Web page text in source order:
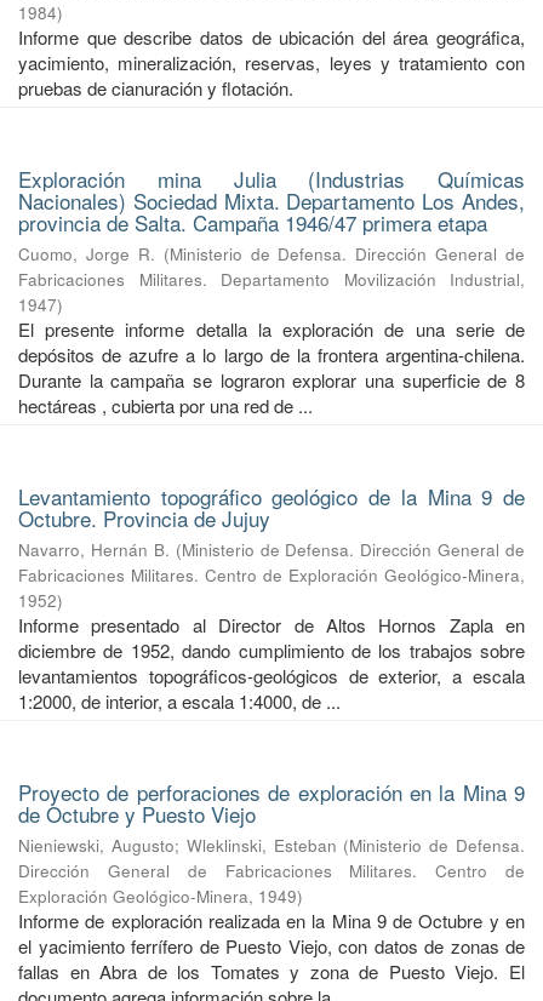
1984)
Informe que describe datos de ubicación del área geográfica,
yacimiento, mineralización, reservas, leyes y tratamiento con
pruebas de cianuración y flotación.
Exploración mina Julia (Industrias Químicas
Nacionales) Sociedad Mixta. Departamento Los Andes,
provincia de Salta. Campaña 1946/47 primera etapa
Cuomo, Jorge R. (Ministerio de Defensa. Dirección General de
Fabricaciones Militares. Departamento Movilización Industrial,
1947)
El presente informe detalla la exploración de una serie de
depósitos de azufre a lo largo de la frontera argentina-chilena.
Durante la campaña se lograron explorar una superficie de 8
hectáreas , cubierta por una red de ...
Levantamiento topográfico geológico de la Mina 9 de
Octubre. Provincia de Jujuy
Navarro, Hernán B. (Ministerio de Defensa. Dirección General de
Fabricaciones Militares. Centro de Exploración Geológico-Minera,
1952)
Informe presentado al Director de Altos Hornos Zapla en
diciembre de 1952, dando cumplimiento de los trabajos sobre
levantamientos topográficos-geológicos de exterior, a escala
1:2000, de interior, a escala 1:4000, de ...
Proyecto de perforaciones de exploración en la Mina 9
de Octubre y Puesto Viejo
Nieniewski, Augusto; Wleklinski, Esteban (Ministerio de Defensa.
Dirección General de Fabricaciones Militares. Centro de
Exploración Geológico-Minera, 1949)
Informe de exploración realizada en la Mina 9 de Octubre y en
el yacimiento ferrífero de Puesto Viejo, con datos de zonas de
fallas en Abra de los Tomates y zona de Puesto Viejo. El